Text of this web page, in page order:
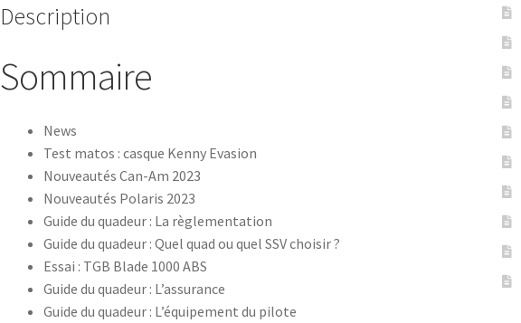
Description
Sommaire
News
Test matos : casque Kenny Evasion
Nouveautés Can-Am 2023
Nouveautés Polaris 2023
Guide du quadeur : La règlementation
Guide du quadeur : Quel quad ou quel SSV choisir ?
Essai : TGB Blade 1000 ABS
Guide du quadeur : L’assurance
Guide du quadeur : L’équipement du pilote